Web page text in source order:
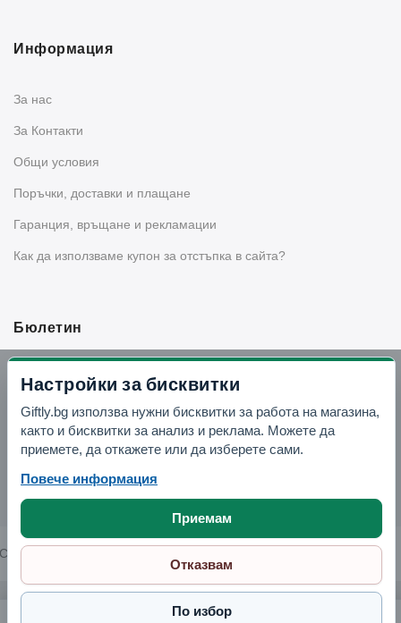
Поднос "Паунови пера" BPA-FREE
Информация
За нас
За Контакти
Общи условия
Поръчки, доставки и плащане
Гаранция, връщане и рекламации
Как да използваме купон за отстъпка в сайта?
Бюлетин
Вземи -10% отстъпка в Telegram
Отвори Telegram
Copyright © 2026 GIFTLY.BG. All rights reserved.
Настройки за бисквитки
Giftly.bg използва нужни бисквитки за работа на магазина,
както и бисквитки за анализ и реклама. Можете да
приемете, да откажете или да изберете сами.
Повече информация
Приемам
Отказвам
По избор